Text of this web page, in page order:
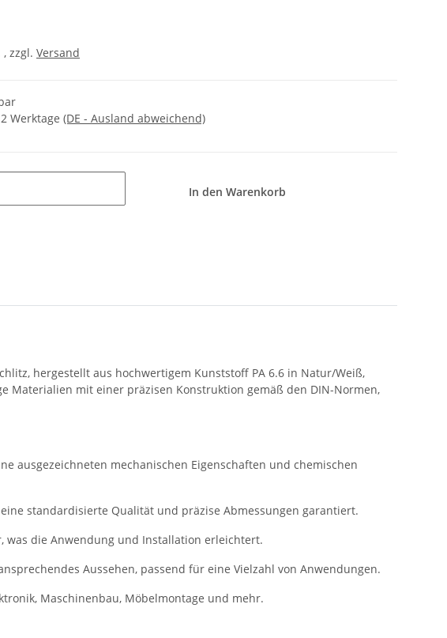
, zzgl. Versand
Werktage (DE - Ausland abweichend)
In den Warenkorb
hergestellt aus hochwertigem Kunststoff PA 6.6 in Natur/Weiß,
Materialien mit einer präzisen Konstruktion gemäß den DIN-Normen,
ausgezeichneten mechanischen Eigenschaften und chemischen
standardisierte Qualität und präzise Abmessungen garantiert.
was die Anwendung und Installation erleichtert.
Aussehen, passend für eine Vielzahl von Anwendungen.
Maschinenbau, Möbelmontage und mehr.